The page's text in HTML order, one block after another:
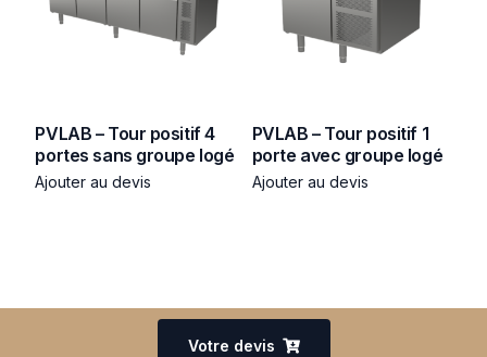
PVLAB – Tour positif 4
portes sans groupe logé
Ajouter au devis
PVLAB – Tour positif 1
porte avec groupe logé
Ajouter au devis
Votre devis